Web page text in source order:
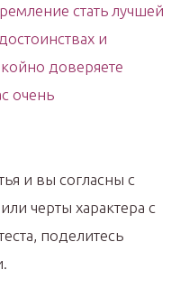
стать лучшей
и
доверяете
очень
и вы согласны с
черты характера с
поделитесь